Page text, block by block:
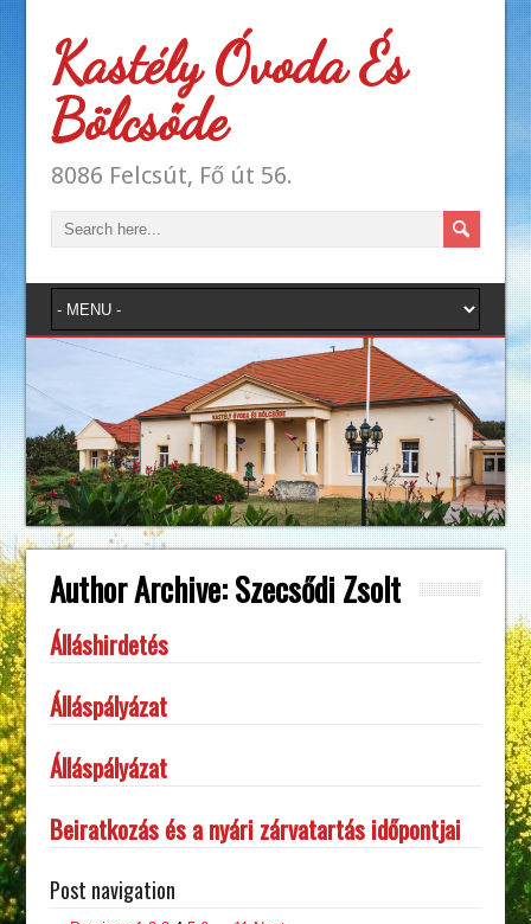
Kastély Óvoda És
Bölcsőde
8086 Felcsút, Fő út 56.
Author Archive:Szecsődi Zsolt
Álláshirdetés
Álláspályázat
Álláspályázat
Beiratkozás és a nyári zárvatartás időpontjai
Post navigation